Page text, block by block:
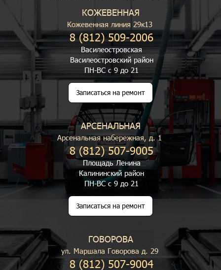
КОЖЕВЕННАЯ
Кожевенная линия 29к13
8 (812) 509-2006
Василеостровская
Василеостровский район
ПН-ВС с 9 до 21
Записаться на ремонт
АРСЕНАЛЬНАЯ
Арсенальная набережная, д. 1
8 (812) 507-9005
Площадь Ленина
Калининский район
ПН-ВС с 9 до 21
Записаться на ремонт
ГОВОРОВА
ул. Маршала Говорова д. 29
8 (812) 507-9004